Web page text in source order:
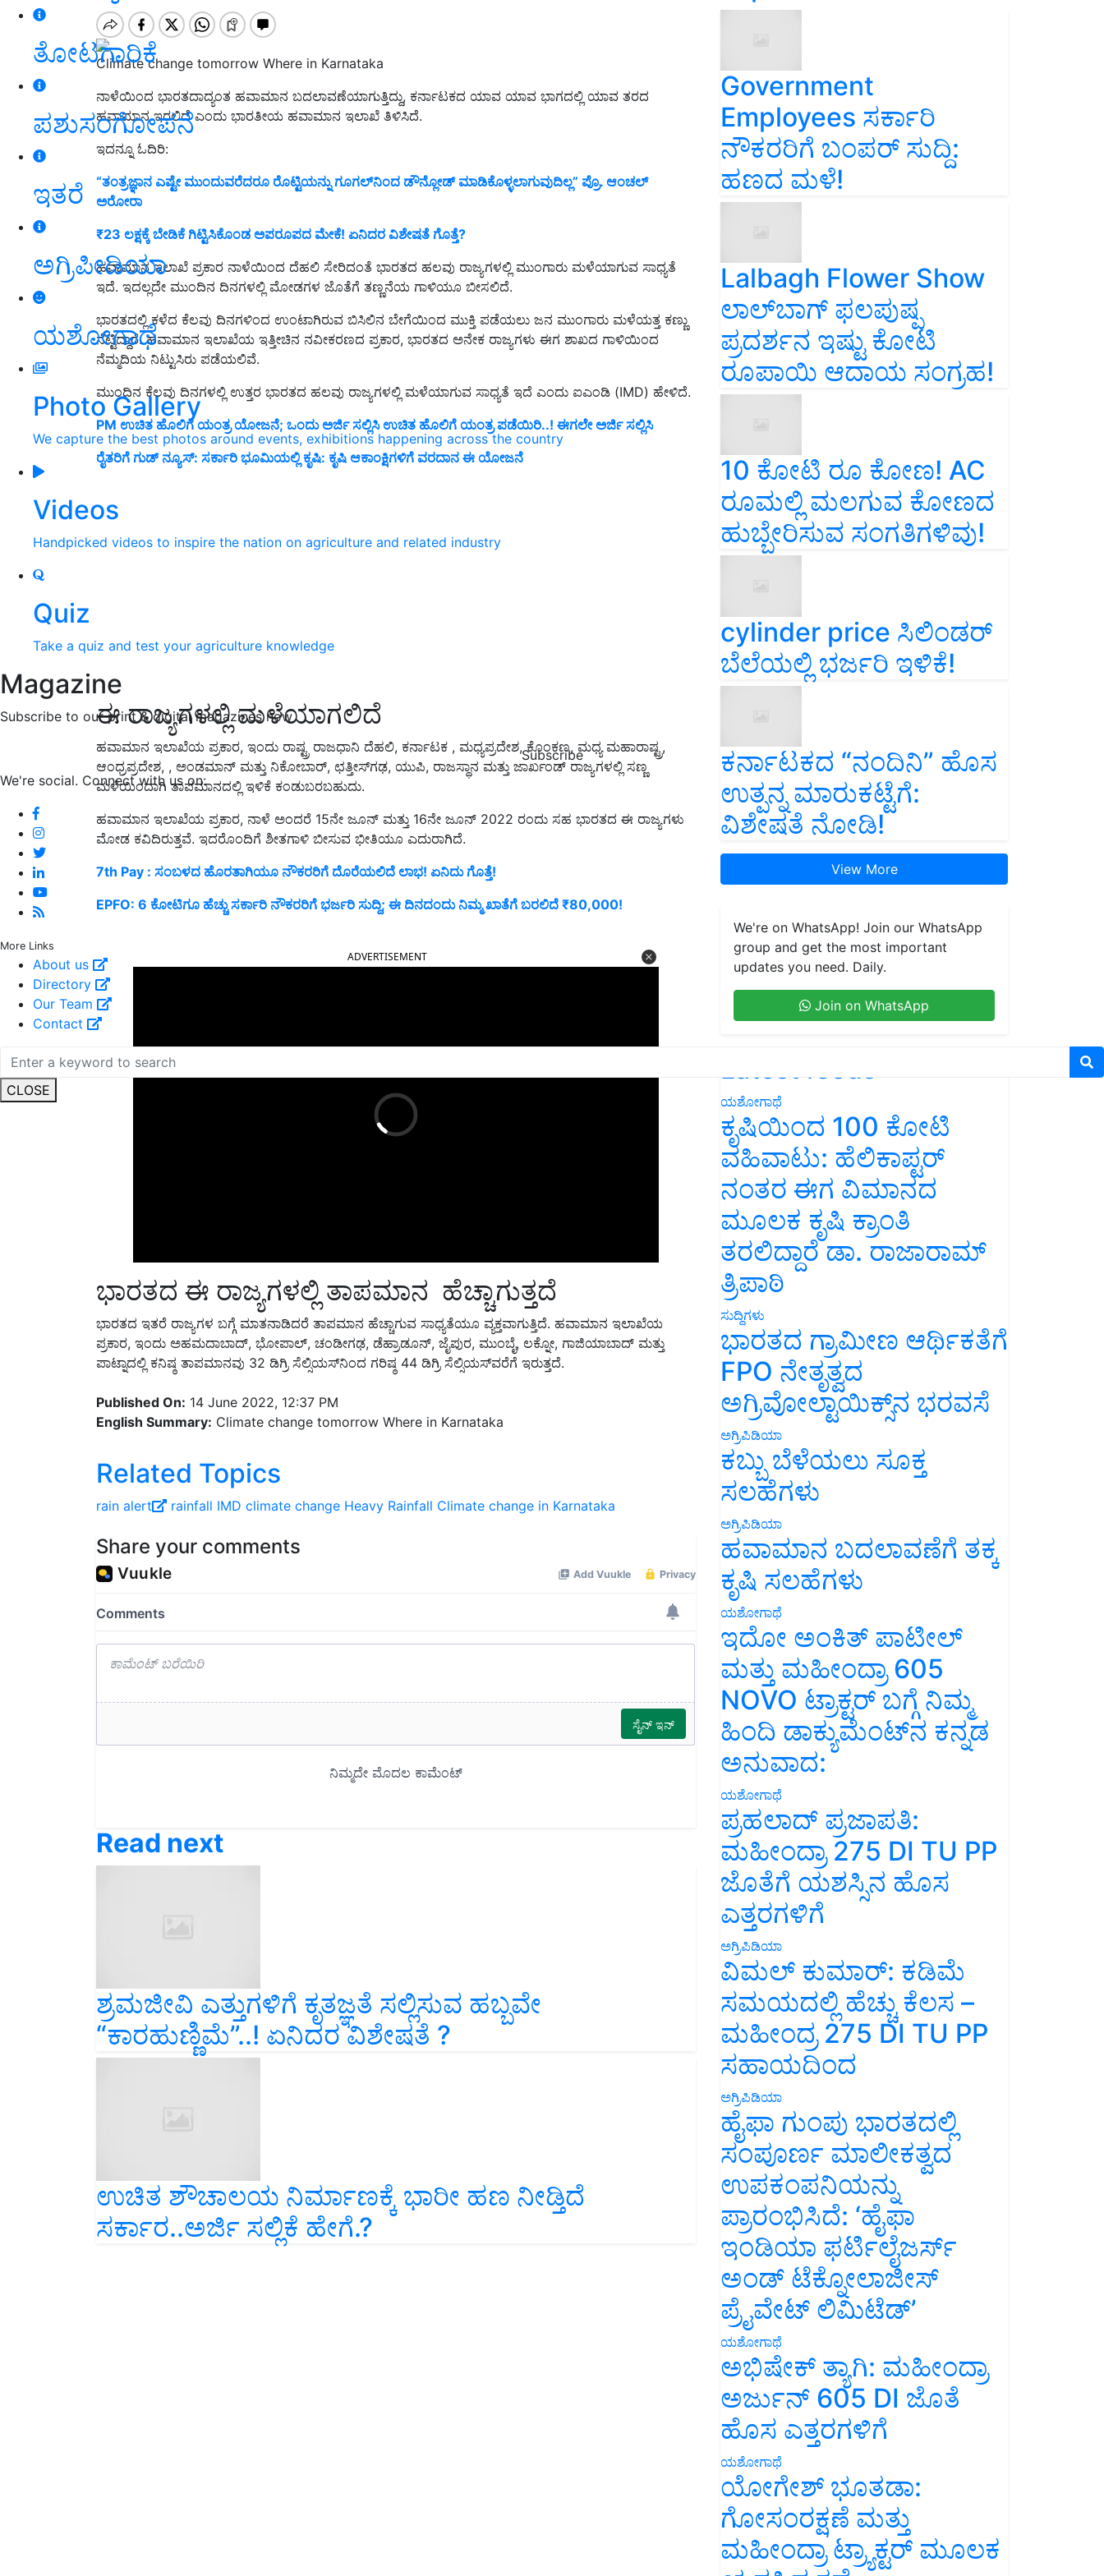
ತೋಟಗಾರಿಕೆ
ಪಶುಸಂಗೋಪನೆ
ಇತರೆ
ಅಗ್ರಿಪೀಡಿಯಾ
ಯಶೋಗಾಥೆ
Photo Gallery
We capture the best photos around events, exhibitions happening across the country
Videos
Handpicked videos to inspire the nation on agriculture and related industry
Quiz
Take a quiz and test your agriculture knowledge
Magazine
Subscribe to our print & digital magazines now
Subscribe
We're social. Connect with us on:
More Links
About us
Directory
Our Team
Contact
CLOSE
Climate change tomorrow Where in Karnataka
ನಾಳೆಯಿಂದ ಭಾರತದಾದ್ಯಂತ ಹವಾಮಾನ ಬದಲಾವಣೆಯಾಗುತ್ತಿದ್ದು, ಕರ್ನಾಟಕದ ಯಾವ ಯಾವ ಭಾಗದಲ್ಲಿ ಯಾವ ತರದ
ಹವಾಮಾನ ಇರಲಿದೆ ಎಂದು ಭಾರತೀಯ ಹವಾಮಾನ ಇಲಾಖೆ ತಿಳಿಸಿದೆ.
ಇದನ್ನೂ ಓದಿರಿ:
“ತಂತ್ರಜ್ಞಾನ ಎಷ್ಟೇ ಮುಂದುವರೆದರೂ ರೊಟ್ಟಿಯನ್ನು ಗೂಗಲ್‌ನಿಂದ ಡೌನ್ಲೋಡ್ ಮಾಡಿಕೊಳ್ಳಲಾಗುವುದಿಲ್ಲ” ಪ್ರೊ. ಆಂಚಲ್
ಅರೋರಾ
₹23 ಲಕ್ಷಕ್ಕೆ ಬೇಡಿಕೆ ಗಿಟ್ಟಿಸಿಕೊಂಡ ಅಪರೂಪದ ಮೇಕೆ! ಏನಿದರ ವಿಶೇಷತೆ ಗೊತ್ತೆ?
ಹವಾಮಾನ ಇಲಾಖೆ ಪ್ರಕಾರ ನಾಳೆಯಿಂದ ದೆಹಲಿ ಸೇರಿದಂತೆ ಭಾರತದ ಹಲವು ರಾಜ್ಯಗಳಲ್ಲಿ ಮುಂಗಾರು ಮಳೆಯಾಗುವ ಸಾಧ್ಯತೆ
ಇದೆ. ಇದಲ್ಲದೇ ಮುಂದಿನ ದಿನಗಳಲ್ಲಿ ಮೋಡಗಳ ಜೊತೆಗೆ ತಣ್ಣನೆಯ ಗಾಳಿಯೂ ಬೀಸಲಿದೆ.
ಭಾರತದಲ್ಲಿ ಕಳೆದ ಕೆಲವು ದಿನಗಳಿಂದ ಉಂಟಾಗಿರುವ ಬಿಸಿಲಿನ ಬೇಗೆಯಿಂದ ಮುಕ್ತಿ ಪಡೆಯಲು ಜನ ಮುಂಗಾರು ಮಳೆಯತ್ತ ಕಣ್ಣು
ನೆಟ್ಟಿದ್ದಾರೆ. ಹವಾಮಾನ ಇಲಾಖೆಯ ಇತ್ತೀಚಿನ ನವೀಕರಣದ ಪ್ರಕಾರ, ಭಾರತದ ಅನೇಕ ರಾಜ್ಯಗಳು ಈಗ ಶಾಖದ ಗಾಳಿಯಿಂದ
ನೆಮ್ಮದಿಯ ನಿಟ್ಟುಸಿರು ಪಡೆಯಲಿವೆ.
ಮುಂದಿನ ಕೆಲವು ದಿನಗಳಲ್ಲಿ ಉತ್ತರ ಭಾರತದ ಹಲವು ರಾಜ್ಯಗಳಲ್ಲಿ ಮಳೆಯಾಗುವ ಸಾಧ್ಯತೆ ಇದೆ ಎಂದು ಐಎಂಡಿ (IMD) ಹೇಳಿದೆ.
PM ಉಚಿತ ಹೊಲಿಗೆ ಯಂತ್ರ ಯೋಜನೆ; ಒಂದು ಅರ್ಜಿ ಸಲ್ಲಿಸಿ ಉಚಿತ ಹೊಲಿಗೆ ಯಂತ್ರ ಪಡೆಯಿರಿ..! ಈಗಲೇ ಅರ್ಜಿ ಸಲ್ಲಿಸಿ
ರೈತರಿಗೆ ಗುಡ್ ನ್ಯೂಸ್: ಸರ್ಕಾರಿ ಭೂಮಿಯಲ್ಲಿ ಕೃಷಿ: ಕೃಷಿ ಆಕಾಂಕ್ಷಿಗಳಿಗೆ ವರದಾನ ಈ ಯೋಜನೆ
ಈ ರಾಜ್ಯಗಳಲ್ಲಿ ಮಳೆಯಾಗಲಿದೆ
ಹವಾಮಾನ ಇಲಾಖೆಯ ಪ್ರಕಾರ, ಇಂದು ರಾಷ್ಟ್ರ ರಾಜಧಾನಿ ದೆಹಲಿ, ಕರ್ನಾಟಕ , ಮಧ್ಯಪ್ರದೇಶ, ಕೊಂಕಣ, ಮಧ್ಯ ಮಹಾರಾಷ್ಟ್ರ,
ಆಂಧ್ರಪ್ರದೇಶ, , ಅಂಡಮಾನ್ ಮತ್ತು ನಿಕೋಬಾರ್, ಛತ್ತೀಸ್‌ಗಢ, ಯುಪಿ, ರಾಜಸ್ಥಾನ ಮತ್ತು ಜಾರ್ಖಂಡ್ ರಾಜ್ಯಗಳಲ್ಲಿ ಸಣ್ಣ
ಮಳೆಯಿಂದಾಗಿ ತಾಪಮಾನದಲ್ಲಿ ಇಳಿಕೆ ಕಂಡುಬರಬಹುದು.
ಹವಾಮಾನ ಇಲಾಖೆಯ ಪ್ರಕಾರ, ನಾಳೆ ಅಂದರೆ 15ನೇ ಜೂನ್ ಮತ್ತು 16ನೇ ಜೂನ್ 2022 ರಂದು ಸಹ ಭಾರತದ ಈ ರಾಜ್ಯಗಳು
ಮೋಡ ಕವಿದಿರುತ್ತವೆ. ಇದರೊಂದಿಗೆ ಶೀತಗಾಳಿ ಬೀಸುವ ಭೀತಿಯೂ ಎದುರಾಗಿದೆ.
7th Pay : ಸಂಬಳದ ಹೊರತಾಗಿಯೂ ನೌಕರರಿಗೆ ದೊರೆಯಲಿದೆ ಲಾಭ! ಏನಿದು ಗೊತ್ತೆ!
EPFO: 6 ಕೋಟಿಗೂ ಹೆಚ್ಚು ಸರ್ಕಾರಿ ನೌಕರರಿಗೆ ಭರ್ಜರಿ ಸುದ್ದಿ; ಈ ದಿನದಂದು ನಿಮ್ಮ ಖಾತೆಗೆ ಬರಲಿದೆ ₹80,000!
ಭಾರತದ ಈ ರಾಜ್ಯಗಳಲ್ಲಿ ತಾಪಮಾನ ಹೆಚ್ಚಾಗುತ್ತದೆ
ಭಾರತದ ಇತರೆ ರಾಜ್ಯಗಳ ಬಗ್ಗೆ ಮಾತನಾಡಿದರೆ ತಾಪಮಾನ ಹೆಚ್ಚಾಗುವ ಸಾಧ್ಯತೆಯೂ ವ್ಯಕ್ತವಾಗುತ್ತಿದೆ. ಹವಾಮಾನ ಇಲಾಖೆಯ
ಪ್ರಕಾರ, ಇಂದು ಅಹಮದಾಬಾದ್, ಭೋಪಾಲ್, ಚಂಡೀಗಢ, ಡೆಹ್ರಾಡೂನ್, ಜೈಪುರ, ಮುಂಬೈ, ಲಕ್ನೋ, ಗಾಜಿಯಾಬಾದ್ ಮತ್ತು
ಪಾಟ್ನಾದಲ್ಲಿ ಕನಿಷ್ಠ ತಾಪಮಾನವು 32 ಡಿಗ್ರಿ ಸೆಲ್ಸಿಯಸ್‌ನಿಂದ ಗರಿಷ್ಠ 44 ಡಿಗ್ರಿ ಸೆಲ್ಸಿಯಸ್‌ವರೆಗೆ ಇರುತ್ತದೆ.
English Summary:Climate change tomorrow Where in Karnataka
Related Topics
rain alert rainfall IMD climate change
ಶ್ರಮಜೀವಿ ಎತ್ತುಗಳಿಗೆ ಕೃತಜ್ಞತೆ ಸಲ್ಲಿಸುವ ಹಬ್ಬವೇ
“ಕಾರಹುಣ್ಣಿಮೆ”..! ಏನಿದರ ವಿಶೇಷತೆ ?
ಉಚಿತ ಶೌಚಾಲಯ ನಿರ್ಮಾಣಕ್ಕೆ ಭಾರೀ ಹಣ ನೀಡ್ತಿದೆ
ಸರ್ಕಾರ..ಅರ್ಜಿ ಸಲ್ಲಿಕೆ ಹೇಗೆ.?
Government
Employees ಸರ್ಕಾರಿ
ನೌಕರರಿಗೆ ಬಂಪರ್‌ ಸುದ್ದಿ:
ಹಣದ ಮಳೆ!
Lalbagh Flower Show
ಲಾಲ್‌ಬಾಗ್ ಫಲಪುಷ್ಪ
ಪ್ರದರ್ಶನ ಇಷ್ಟು ಕೋಟಿ
ರೂಪಾಯಿ ಆದಾಯ ಸಂಗ್ರಹ!
10 ಕೋಟಿ ರೂ ಕೋಣ! AC
ರೂಮಲ್ಲಿ ಮಲಗುವ ಕೋಣದ
ಹುಬ್ಬೇರಿಸುವ ಸಂಗತಿಗಳಿವು!
cylinder price ಸಿಲಿಂಡರ್‌
ಬೆಲೆಯಲ್ಲಿ ಭರ್ಜರಿ ಇಳಿಕೆ!
ಕರ್ನಾಟಕದ “ನಂದಿನಿ” ಹೊಸ
ಉತ್ಪನ್ನ ಮಾರುಕಟ್ಟೆಗೆ:
ವಿಶೇಷತೆ ನೋಡಿ!
View More
We're on WhatsApp! Join our WhatsApp
group and get the most important
updates you need. Daily.
Join on WhatsApp
Latest feeds
ಯಶೋಗಾಥೆ
ಕೃಷಿಯಿಂದ 100 ಕೋಟಿ
ವಹಿವಾಟು: ಹೆಲಿಕಾಪ್ಟರ್
ನಂತರ ಈಗ ವಿಮಾನದ
ಮೂಲಕ ಕೃಷಿ ಕ್ರಾಂತಿ
ತರಲಿದ್ದಾರೆ ಡಾ. ರಾಜಾರಾಮ್
ತ್ರಿಪಾಠಿ
ಸುದ್ದಿಗಳು
ಭಾರತದ ಗ್ರಾಮೀಣ ಆರ್ಥಿಕತೆಗೆ
FPO ನೇತೃತ್ವದ
ಅಗ್ರಿವೋಲ್ಟಾಯಿಕ್ಸ್‌ನ ಭರವಸೆ
ಅಗ್ರಿಪಿಡಿಯಾ
ಕಬ್ಬು ಬೆಳೆಯಲು ಸೂಕ್ತ
ಸಲಹೆಗಳು
ಅಗ್ರಿಪಿಡಿಯಾ
ಹವಾಮಾನ ಬದಲಾವಣೆಗೆ ತಕ್ಕ
ಕೃಷಿ ಸಲಹೆಗಳು
ಯಶೋಗಾಥೆ
ಇದೋ ಅಂಕಿತ್ ಪಾಟೀಲ್
ಮತ್ತು ಮಹೀಂದ್ರಾ 605
NOVO ಟ್ರಾಕ್ಟರ್ ಬಗ್ಗೆ ನಿಮ್ಮ
ಹಿಂದಿ ಡಾಕ್ಯುಮೆಂಟ್‌ನ ಕನ್ನಡ
ಅನುವಾದ:
ಯಶೋಗಾಥೆ
ಪ್ರಹಲಾದ್ ಪ್ರಜಾಪತಿ:
ಮಹೀಂದ್ರಾ 275 DI TU PP
ಜೊತೆಗೆ ಯಶಸ್ಸಿನ ಹೊಸ
ಎತ್ತರಗಳಿಗೆ
ಅಗ್ರಿಪಿಡಿಯಾ
ವಿಮಲ್ ಕುಮಾರ್: ಕಡಿಮೆ
ಸಮಯದಲ್ಲಿ ಹೆಚ್ಚು ಕೆಲಸ –
ಮಹೀಂದ್ರ 275 DI TU PP
ಸಹಾಯದಿಂದ
ಅಗ್ರಿಪಿಡಿಯಾ
ಹೈಫಾ ಗುಂಪು ಭಾರತದಲ್ಲಿ
ಸಂಪೂರ್ಣ ಮಾಲೀಕತ್ವದ
ಉಪಕಂಪನಿಯನ್ನು
ಪ್ರಾರಂಭಿಸಿದೆ: ‘ಹೈಫಾ
ಇಂಡಿಯಾ ಫರ್ಟಿಲೈಜರ್ಸ್
ಅಂಡ್ ಟೆಕ್ನೋಲಾಜೀಸ್
ಪ್ರೈವೇಟ್ ಲಿಮಿಟೆಡ್’
ಯಶೋಗಾಥೆ
ಅಭಿಷೇಕ್ ತ್ಯಾಗಿ: ಮಹೀಂದ್ರಾ
ಅರ್ಜುನ್ 605 DI ಜೊತೆ
ಹೊಸ ಎತ್ತರಗಳಿಗೆ
ಯಶೋಗಾಥೆ
ಯೋಗೇಶ್ ಭೂತಡಾ:
ಗೋಸಂರಕ್ಷಣೆ ಮತ್ತು
ಮಹೀಂದ್ರಾ ಟ್ರ್ಯಾಕ್ಟರ್ ಮೂಲಕ